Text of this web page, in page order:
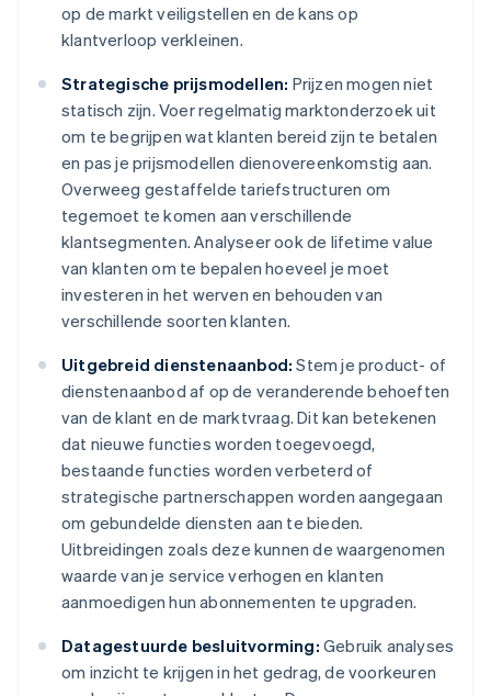
op de markt veiligstellen en de kans op
klantverloop verkleinen.
Strategische prijsmodellen: Prijzen mogen niet
statisch zijn. Voer regelmatig marktonderzoek uit
om te begrijpen wat klanten bereid zijn te betalen
en pas je prijsmodellen dienovereenkomstig aan.
Overweeg gestaffelde tariefstructuren om
tegemoet te komen aan verschillende
klantsegmenten. Analyseer ook de lifetime value
van klanten om te bepalen hoeveel je moet
investeren in het werven en behouden van
verschillende soorten klanten.
Uitgebreid dienstenaanbod: Stem je product- of
dienstenaanbod af op de veranderende behoeften
van de klant en de marktvraag. Dit kan betekenen
dat nieuwe functies worden toegevoegd,
bestaande functies worden verbeterd of
strategische partnerschappen worden aangegaan
om gebundelde diensten aan te bieden.
Uitbreidingen zoals deze kunnen de waargenomen
waarde van je service verhogen en klanten
aanmoedigen hun abonnementen te upgraden.
Datagestuurde besluitvorming: Gebruik analyses
om inzicht te krijgen in het gedrag, de voorkeuren